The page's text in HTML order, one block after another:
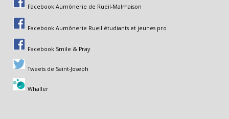
Facebook Aumônerie de Rueil-Malmaison
Facebook Aumônerie Rueil étudiants et jeunes pro
Facebook Smile & Pray
Tweets de Saint-Joseph
Whaller